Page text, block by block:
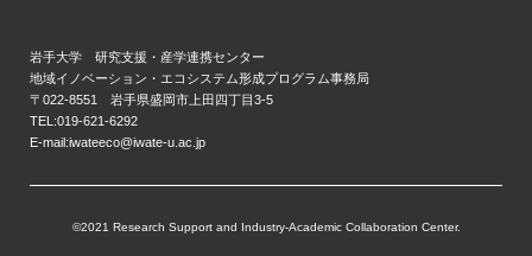
岩手大学 研究支援・産学連携センター
地域イノベーション・エコシステム形成プログラム事務局
〒022-8551 岩手県盛岡市上田四丁目3-5
TEL:019-621-6292
E-mail:iwateeco@iwate-u.ac.jp
©2021 Research Support and Industry-Academic Collaboration Center.